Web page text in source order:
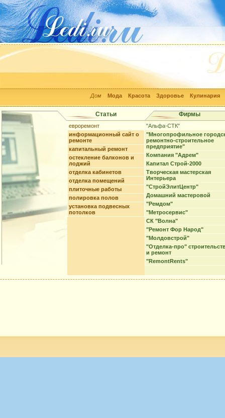
Дом Мода Красота Здоровье Кулинария
Статьи Фирмы
евроремонт
информационный сайт о
ремонте
капитальный ремонт
остекление балконов и
лоджий
отделка кабинетов
отделка помещений
плиточные работы
полировка полов
установка подвесных
потолков
"Альфа-СТК"
"Многопрофильное
ремонтно-строительное
предприятие"
Компания "Адрем"
Капитал Строй-2000
Творческая мастерская
Интерьера
"СтройЭлитЦентр"
Домашний мастеровой
"Ремдом"
"Метросервис"
СК "Волна"
"Ремонт Фор Народ"
"Молдовстрой"
"Отделка-про"
и ремонт
"RemontRents"